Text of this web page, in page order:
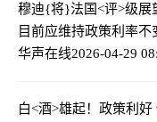
穆迪{将}法国<评>级展
目前应维持政策利率不
华声在线2026-04-29
白<酒>雄起！政策利